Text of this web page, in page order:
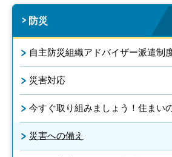
防災
自主防災組織アドバイザー派遣制
災害対応
今すぐ取り組みましょう！住まい
災害への備え